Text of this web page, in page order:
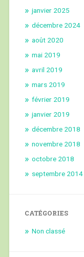
janvier 2025
décembre 2024
août 2020
mai 2019
avril 2019
mars 2019
février 2019
janvier 2019
décembre 2018
novembre 2018
octobre 2018
septembre 2014
CATÉGORIES
Non classé